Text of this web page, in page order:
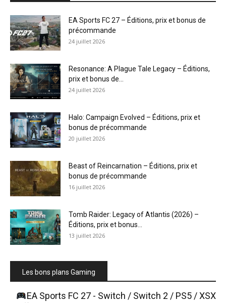
EA Sports FC 27 – Éditions, prix et bonus de
précommande
24 juillet 2026
Resonance: A Plague Tale Legacy – Éditions,
prix et bonus de...
24 juillet 2026
Halo: Campaign Evolved – Éditions, prix et
bonus de précommande
20 juillet 2026
Beast of Reincarnation – Éditions, prix et
bonus de précommande
16 juillet 2026
Tomb Raider: Legacy of Atlantis (2026) –
Éditions, prix et bonus...
13 juillet 2026
Les bons plans Gaming
EA Sports FC 27 - Switch / Switch 2 / PS5 / XSX